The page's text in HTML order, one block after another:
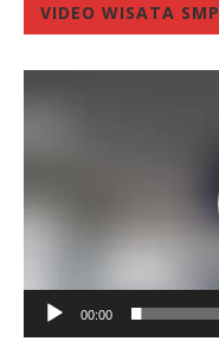
VIDEO WISATA
00:00